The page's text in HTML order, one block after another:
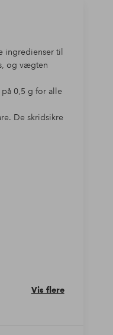
ingredienser til
og vægten
0,5 g for alle
De skridsikre
Vis flere